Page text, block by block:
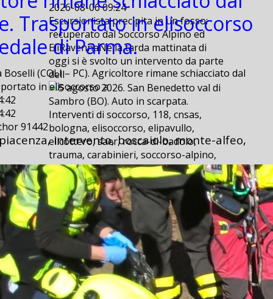
2026-08-06 09:24
Escursionista precipita in un fosso:
recuperato dal Soccorso Alpino ed
EliRavennaNella tarda mattinata di
oggi si è svolto un intervento da parte
dell
Interventi di soccorso, 118, cnsas,
bologna, elisoccorso, elipavullo,
elicottero, saer, rocca-di-badolo,
trauma, carabinieri, soccorso-alpino,
scarpata, 112, vigili-dle-fuoco, emilia-
est, san-benedetto, val-di-sambro,
provinciale,
5 agosto 2026. San Benedetto val di
Sambro (BO). Auto in scarpata.
5 agosto 2026. San Benedetto val di
Sambro (BO). Auto in scarpata.
2026-08-06 09:20
2026-08-06 09:20
E’ successo ieri, poco dopo le ore 15,
Trasportato in elisoccorso
di Parma.
Boselli (COLI – PC). Agricoltore rimane schiacciato dal
in elisoccorso a
91442
intervento, boscaiolo, monte-alfeo,